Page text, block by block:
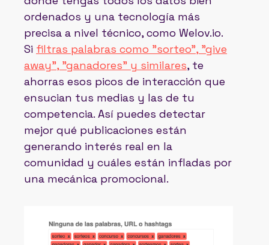
ordenados y una tecnología más
precisa a nivel técnico, como Welov.io.
Si filtras palabras como "sorteo", "give
away", "ganadores" y similares, te
ahorras esos picos de interacción que
ensucian tus medias y las de tu
competencia. Así puedes detectar
mejor qué publicaciones están
generando interés real en la
comunidad y cuáles están infladas por
una mecánica promocional.